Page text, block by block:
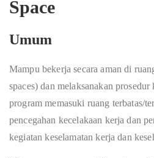
Space
Umum
Mampu bekerja secara aman di
spaces) dan melaksanakan prosedur
program memasuki ruang terbatas/
pencegahan kecelakaan kerja dan
kegiatan keselamatan kerja dan